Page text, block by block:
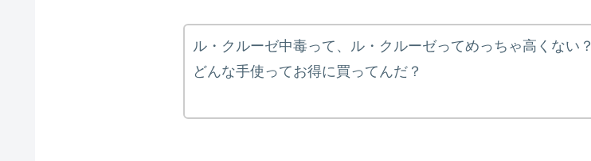
ル・クルーゼ中毒って、ル・クルーゼってめっちゃ高くない？
どんな手使ってお得に買ってんだ？